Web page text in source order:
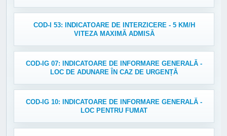
COD-I 53: INDICATOARE DE INTERZICERE - 5 KM/H
VITEZA MAXIMĂ ADMISĂ
COD-IG 07: INDICATOARE DE INFORMARE GENERALĂ -
LOC DE ADUNARE ÎN CAZ DE URGENȚĂ
COD-IG 10: INDICATOARE DE INFORMARE GENERALĂ -
LOC PENTRU FUMAT